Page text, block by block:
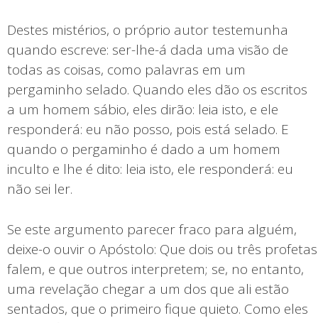
Destes mistérios, o próprio autor testemunha
quando escreve: ser-lhe-á dada uma visão de
todas as coisas, como palavras em um
pergaminho selado. Quando eles dão os escritos
a um homem sábio, eles dirão: leia isto, e ele
responderá: eu não posso, pois está selado. E
quando o pergaminho é dado a um homem
inculto e lhe é dito: leia isto, ele responderá: eu
não sei ler.
Se este argumento parecer fraco para alguém,
deixe-o ouvir o Apóstolo: Que dois ou três profetas
falem, e que outros interpretem; se, no entanto,
uma revelação chegar a um dos que ali estão
sentados, que o primeiro fique quieto. Como eles